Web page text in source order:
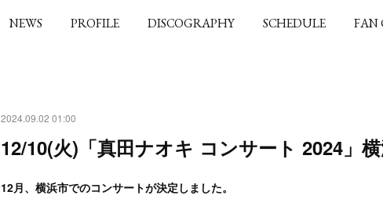
NEWS PROFILE DISCOGRAPHY SCHEDULE FAN
2024.09.02 01:00
12/10(火)「真田ナオキ コンサート 2024」横
12月、横浜市でのコンサートが決定しました。